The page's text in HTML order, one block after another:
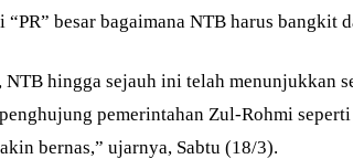
besar bagaimana NTB harus bangkit
hingga sejauh ini telah menunjukkan
pemerintahan Zul-Rohmi seperti
bernas,” ujarnya, Sabtu (18/3).